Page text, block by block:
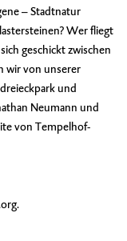
– Stadtnatur
Wer fliegt
geschickt zwischen
wir von unserer
und
Neumann und
von Tempelhof-
.